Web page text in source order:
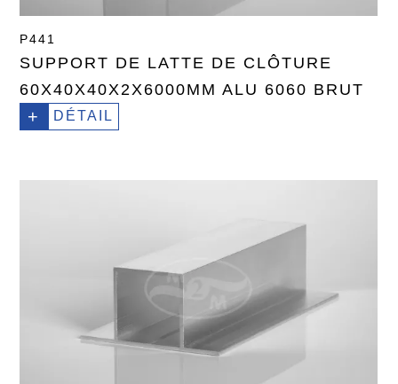
P441
SUPPORT DE LATTE DE CLÔTURE
60X40X40X2X6000MM ALU 6060 BRUT
+ DÉTAIL